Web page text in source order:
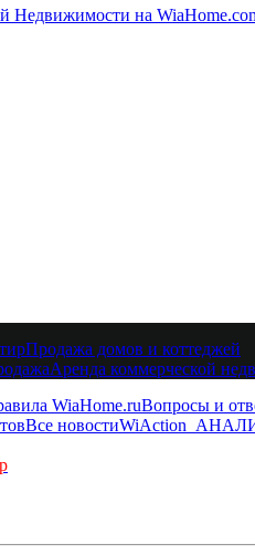
Недвижимости на
Продажа домов и коттеджей
Аренда коммерческой
WiaHome.ruВопросы и
Все новостиWiAction